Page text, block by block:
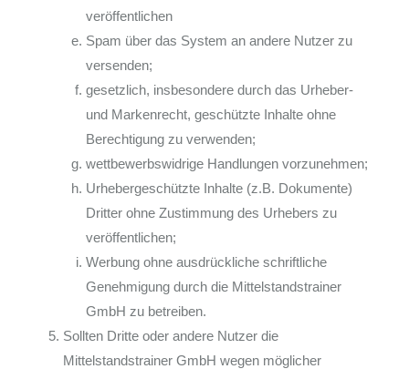
veröffentlichen
Spam über das System an andere Nutzer zu
versenden;
gesetzlich, insbesondere durch das Urheber-
und Markenrecht, geschützte Inhalte ohne
Berechtigung zu verwenden;
wettbewerbswidrige Handlungen vorzunehmen;
Urhebergeschützte Inhalte (z.B. Dokumente)
Dritter ohne Zustimmung des Urhebers zu
veröffentlichen;
Werbung ohne ausdrückliche schriftliche
Genehmigung durch die Mittelstandstrainer
GmbH zu betreiben.
Sollten Dritte oder andere Nutzer die
Mittelstandstrainer GmbH wegen möglicher